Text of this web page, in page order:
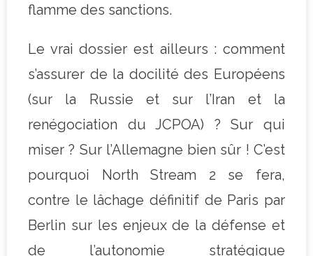
flamme des sanctions.
Le vrai dossier est ailleurs : comment
s’assurer de la docilité des Européens
(sur la Russie et sur l’Iran et la
renégociation du JCPOA) ? Sur qui
miser ? Sur l’Allemagne bien sûr ! C’est
pourquoi North Stream 2 se fera,
contre le lâchage définitif de Paris par
Berlin sur les enjeux de la défense et
de l’autonomie stratégique